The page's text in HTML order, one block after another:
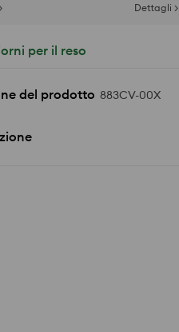
Dettagli >
per il reso
del prodotto 883CV-00X